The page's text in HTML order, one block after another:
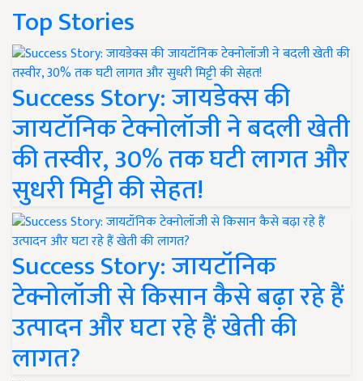
Top Stories
Success Story: जायडेक्स की
जायटॉनिक टेक्नोलॉजी ने बदली खेती
की तस्वीर, 30% तक घटी लागत और
सुधरी मिट्टी की सेहत!
Success Story: जायटॉनिक
टेक्नोलॉजी से किसान कैसे बढ़ा रहे हैं
उत्पादन और घटा रहे हैं खेती की
लागत?